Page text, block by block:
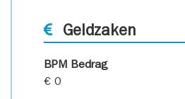
Geldzaken
BPM Bedrag
€ 0